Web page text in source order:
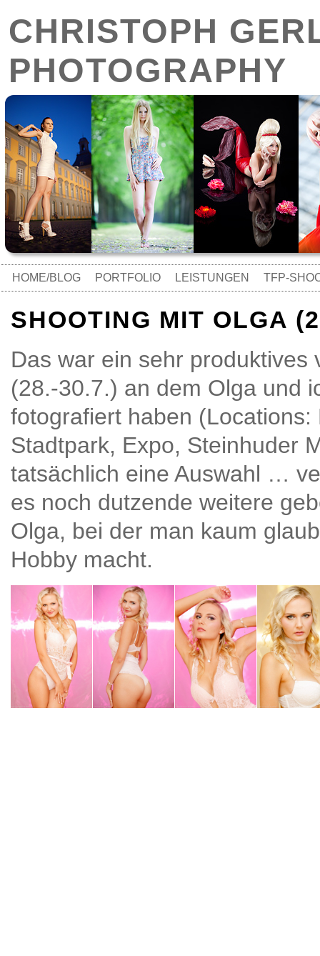
CHRISTOPH
PHOTOGRAPHY
HOME/BLOG PORTFOLIO LEISTUNGEN TFP-
SHOOTING MIT OLGA
Das war ein sehr produktives
(28.-30.7.) an dem Olga und
fotografiert haben
Stadtpark, Expo, Steinhuder
tatsächlich eine Auswahl …
es noch dutzende weitere
Olga, bei der man kaum
Hobby macht.